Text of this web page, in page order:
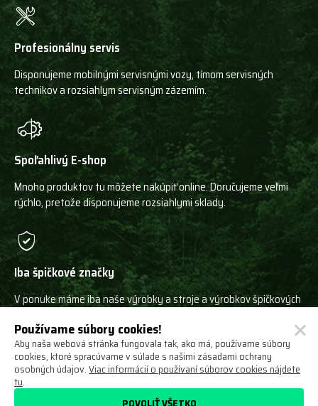
Profesionálny servis
Disponujeme mobilnými servisnými vozy, tímom servisných
technikov a rozsiahlym servisným zázemím.
Spoľahlivý E-shop
Mnoho produktov tu môžete nakúpiť online. Doručujeme veľmi
rýchlo, pretože disponujeme rozsiahlymi sklady.
Iba špičkové značky
V ponuke máme iba naše výrobky a stroje a výrobkov špičkových
Ochrana osobných údajovObchodné podmienky
Používame súbory cookies!
Aby naša webová stránka fungovala tak, ako má, používame súbory
cookies, ktoré spracúvame v súlade s našimi zásadami ochrany
osobných údajov.Viac informácií o používaní súborov cookies nájdete
tu.